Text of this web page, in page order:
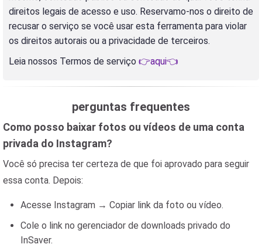
direitos legais de acesso e uso. Reservamo-nos o direito de
recusar o serviço se você usar esta ferramenta para violar
os direitos autorais ou a privacidade de terceiros.
Leia nossos Termos de serviço 👉aqui👈
perguntas frequentes
Como posso baixar fotos ou vídeos de uma conta
privada do Instagram?
Você só precisa ter certeza de que foi aprovado para seguir
essa conta. Depois:
Acesse Instagram → Copiar link da foto ou vídeo.
Cole o link no gerenciador de downloads privado do
InSaver.